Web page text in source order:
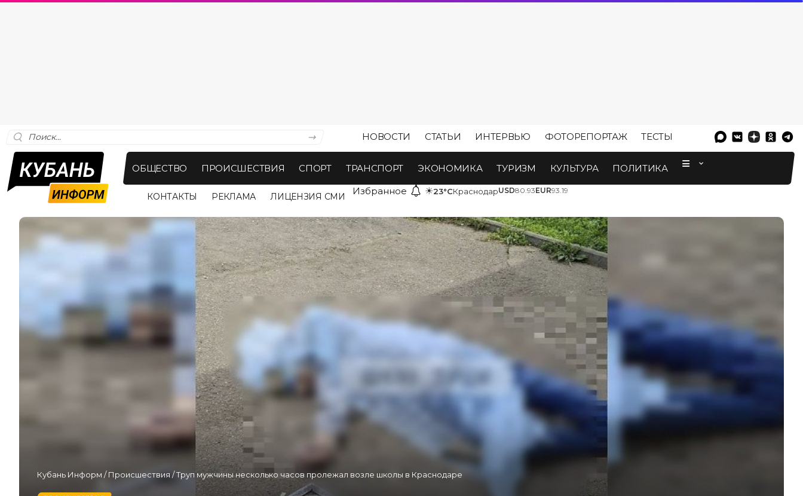
НОВОСТИ СТАТЬИ ИНТЕРВЬЮ ФОТОРЕПОРТАЖ ТЕСТЫ
ОБЩЕСТВО ПРОИСШЕСТВИЯ СПОРТ ТРАНСПОРТ ЭКОНОМИКА ТУРИЗМ КУЛЬТУРА ПОЛИТИКА
КОНТАКТЫ РЕКЛАМА ЛИЦЕНЗИЯ СМИ Избранное ☀23°CКраснодарUSD80.93EUR93.19
Кубань Информ /Происшествия /Труп мужчины несколько часов пролежал возле школы в Краснодаре